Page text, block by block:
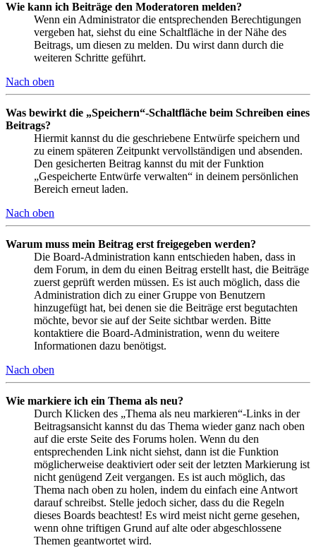
Wie kann ich Beiträge den Moderatoren melden?
Wenn ein Administrator die entsprechenden Berechtigungen
vergeben hat, siehst du eine Schaltfläche in der Nähe des
Beitrags, um diesen zu melden. Du wirst dann durch die
weiteren Schritte geführt.
Nach oben
Was bewirkt die „Speichern“-Schaltfläche beim Schreiben eines
Beitrags?
Hiermit kannst du die geschriebene Entwürfe speichern und
zu einem späteren Zeitpunkt vervollständigen und absenden.
Den gesicherten Beitrag kannst du mit der Funktion
„Gespeicherte Entwürfe verwalten“ in deinem persönlichen
Bereich erneut laden.
Nach oben
Warum muss mein Beitrag erst freigegeben werden?
Die Board-Administration kann entschieden haben, dass in
dem Forum, in dem du einen Beitrag erstellt hast, die Beiträge
zuerst geprüft werden müssen. Es ist auch möglich, dass die
Administration dich zu einer Gruppe von Benutzern
hinzugefügt hat, bei denen sie die Beiträge erst begutachten
möchte, bevor sie auf der Seite sichtbar werden. Bitte
kontaktiere die Board-Administration, wenn du weitere
Informationen dazu benötigst.
Nach oben
Wie markiere ich ein Thema als neu?
Durch Klicken des „Thema als neu markieren“-Links in der
Beitragsansicht kannst du das Thema wieder ganz nach oben
auf die erste Seite des Forums holen. Wenn du den
entsprechenden Link nicht siehst, dann ist die Funktion
möglicherweise deaktiviert oder seit der letzten Markierung ist
nicht genügend Zeit vergangen. Es ist auch möglich, das
Thema nach oben zu holen, indem du einfach eine Antwort
darauf schreibst. Stelle jedoch sicher, dass du die Regeln
dieses Boards beachtest! Es wird meist nicht gerne gesehen,
wenn ohne triftigen Grund auf alte oder abgeschlossene
Themen geantwortet wird.